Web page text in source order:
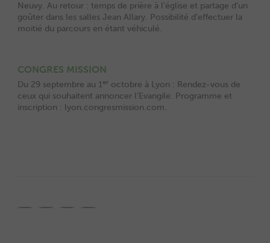
Neuvy. Au retour : temps de prière à l’église et partage d’un
goûter dans les salles Jean Allary. Possibilité d’effectuer la
moitié du parcours en étant véhiculé.
CONGRES MISSION
Du 29 septembre au 1eroctobre à Lyon : Rendez-vous de
ceux qui souhaitent annoncer l’Evangile. Programme et
inscription : lyon.congresmission.com.